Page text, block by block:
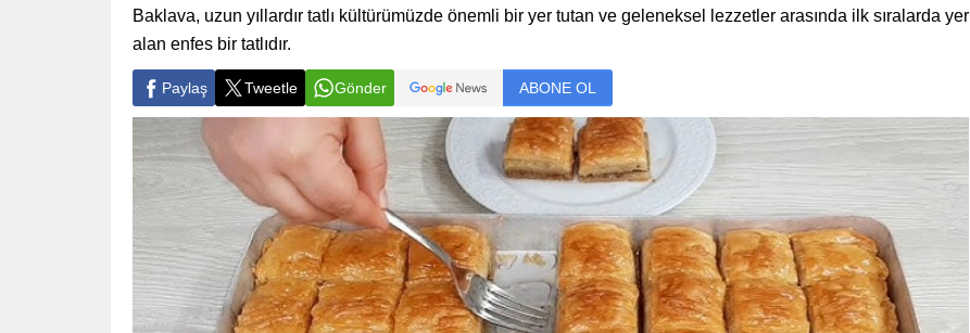
Baklava, uzun yıllardır tatlı kültürümüzde önemli bir yer tutan ve geleneksel lezzetler arasında ilk sıralarda yer
alan enfes bir tatlıdır.
Paylaş Tweetle Gönder ABONE OL